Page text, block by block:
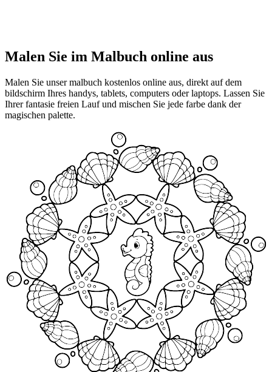
Malen Sie im Malbuch online aus
Malen Sie unser malbuch kostenlos online aus, direkt auf dem
bildschirm Ihres handys, tablets, computers oder laptops. Lassen Sie
Ihrer fantasie freien Lauf und mischen Sie jede farbe dank der
magischen palette.